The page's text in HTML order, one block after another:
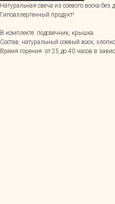
Натуральная свеча из соевого воска без
Гипоаллергенный продукт!
В комплекте: подсвечник, крышка.
Состав: натуральный соевый воск,
Время горения: от 25 до 40 часов в